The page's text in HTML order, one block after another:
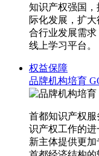
知识产权强国
际化发展，扩
合行业发展需
线上学习平台。
权益保障
品牌机构培育
首都知识产权
识产权工作的
新主体提供更